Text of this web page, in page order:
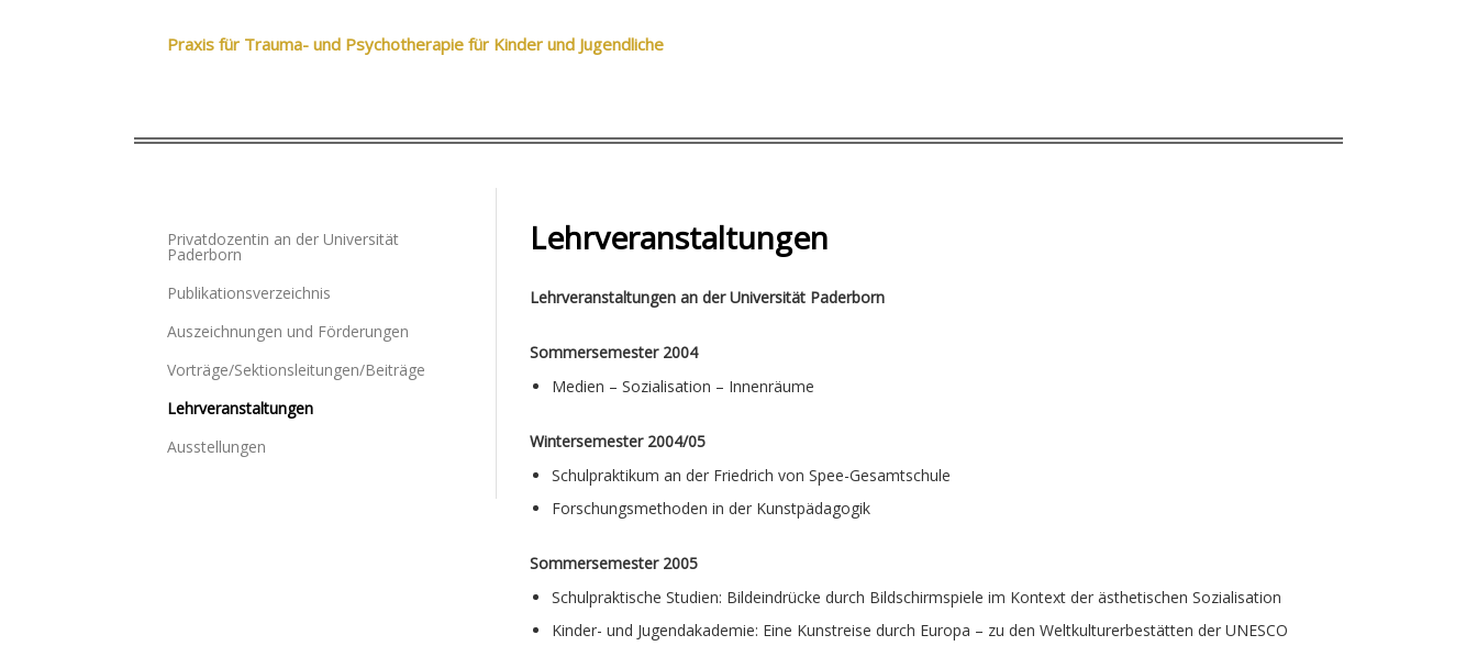
Praxis für Trauma- und Psychotherapie für Kinder und Jugendliche
Privatdozentin an der Universität
Paderborn
Publikationsverzeichnis
Auszeichnungen und Förderungen
Vorträge/Sektionsleitungen/Beiträge
Lehrveranstaltungen
Ausstellungen
Lehrveranstaltungen
Lehrveranstaltungen an der Universität Paderborn
Sommersemester 2004
Medien – Sozialisation – Innenräume
Wintersemester 2004/05
Schulpraktikum an der Friedrich von Spee-Gesamtschule
Forschungsmethoden in der Kunstpädagogik
Sommersemester 2005
Schulpraktische Studien: Bildeindrücke durch Bildschirmspiele im Kontext der ästhetischen Sozialisation
Kinder- und Jugendakademie: Eine Kunstreise durch Europa – zu den Weltkulturerbestätten der UNESCO